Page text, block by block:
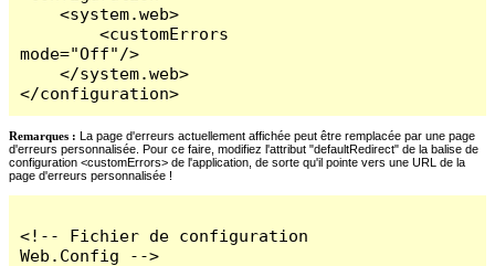
    <system.web>
        <customErrors
mode="Off"/>
    </system.web>
</configuration>
Remarques : La page d'erreurs actuellement affichée peut être remplacée par une page
d'erreurs personnalisée. Pour ce faire, modifiez l'attribut "defaultRedirect" de la balise de
configuration <customErrors> de l'application, de sorte qu'il pointe vers une URL de la
page d'erreurs personnalisée !
<!-- Fichier de configuration
Web.Config -->